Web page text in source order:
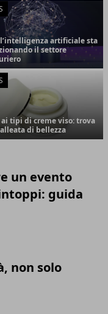
artificiale sta
il settore
tipi di creme viso: trova
di bellezza
un evento
guida
non solo